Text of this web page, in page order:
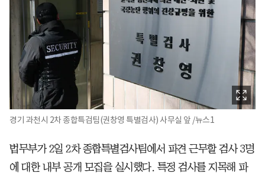
경기 과천시 2차 종합특검팀(권창영 특별검사) 사무실 앞 /뉴스1
법무부가 2일 2차 종합특별검사팀에서 파견 근무할 검사 3명
에 대한 내부 공개 모집을 실시했다. 특정 검사를 지목해 파